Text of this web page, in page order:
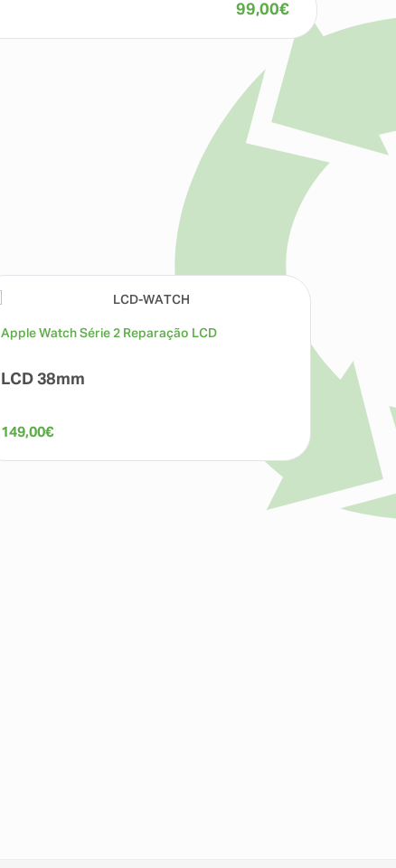
99,00€
Apple Watch Série 2 Reparação LCD
LCD 38mm
149,00€ 99,00